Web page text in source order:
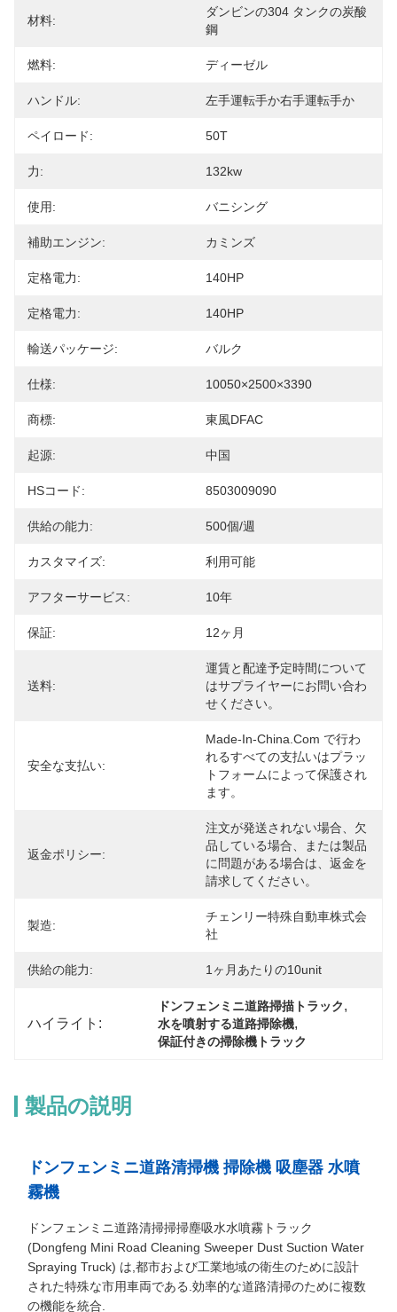
材料:
ダンビンの304 タンクの炭酸
鋼
燃料: ディーゼル
ハンドル: 左手運転手か右手運転手か
ペイロード: 50T
力: 132kw
使用: バニシング
補助エンジン: カミンズ
定格電力: 140HP
定格電力: 140HP
輸送パッケージ: バルク
仕様: 10050×2500×3390
商標: 東風DFAC
起源: 中国
HSコード: 8503009090
供給の能力: 500個/週
カスタマイズ: 利用可能
アフターサービス: 10年
保証: 12ヶ月
送料:
運賃と配達予定時間について
はサプライヤーにお問い合わ
せください。
安全な支払い:
Made-In-China.com で行わ
れるすべての支払いはプラッ
トフォームによって保護され
ます。
返金ポリシー:
注文が発送されない場合、欠
品している場合、または製品
に問題がある場合は、返金を
請求してください。
製造:
チェンリー特殊自動車株式会
社
供給の能力: 1ヶ月あたりの10unit
ハイライト:
ドンフェンミニ道路掃描トラック,
水を噴射する道路掃除機,
保証付きの掃除機トラック
製品の説明
ドンフェンミニ道路清掃機 掃除機 吸塵器 水噴
霧機
ドンフェンミニ道路清掃掃掃塵吸水水噴霧トラック
(Dongfeng Mini Road Cleaning Sweeper Dust Suction Water
Spraying Truck) は,都市および工業地域の衛生のために設計
された特殊な市用車両である.効率的な道路清掃のために複数
の機能を統合.